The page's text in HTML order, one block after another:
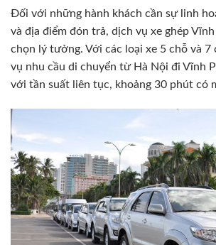
Đối với những hành khách cần sự linh
và địa điểm đón trả, dịch vụ xe ghép
chọn lý tưởng. Với các loại xe 5 chỗ và 7
vụ nhu cầu di chuyển từ Hà Nội đi Vĩnh
với tần suất liên tục, khoảng 30 phút có